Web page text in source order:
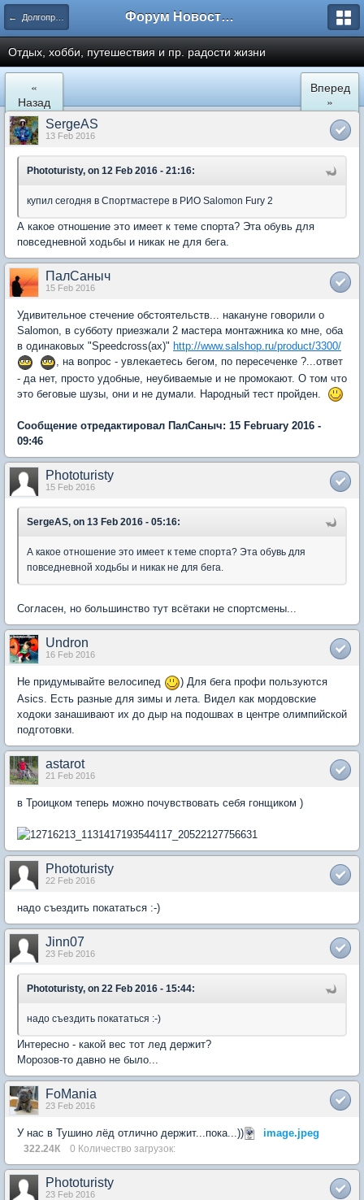
← Долгопрудный Форум Новостройки
Отдых, хобби, путешествия и пр. радости жизни
«
Назад
Вперед
»
SergeAS
13 Feb 2016
Phototuristy, on 12 Feb 2016 - 21:16:
купил сегодня в Спортмастере в РИО Salomon Fury 2
А какое отношение это имеет к теме спорта? Эта обувь для
повседневной ходьбы и никак не для бега.
ПалСаныч
15 Feb 2016
Удивительное стечение обстоятельств... накануне говорили о
Salomon, в субботу приезжали 2 мастера монтажника ко мне, оба
в одинаковых "Spееdcross(ах)" http://www.salshop.ru/product/3300/
, на вопрос - увлекаетесь бегом, по пересеченке ?...ответ
- да нет, просто удобные, неубиваемые и не промокают. О том что
это беговые шузы, они и не думали. Народный тест пройден.
Сообщение отредактировал ПалСаныч: 15 February 2016 -
09:46
Phototuristy
15 Feb 2016
SergeAS, on 13 Feb 2016 - 05:16:
А какое отношение это имеет к теме спорта? Эта обувь для
повседневной ходьбы и никак не для бега.
Согласен, но большинство тут всётаки не спортсмены...
Undron
16 Feb 2016
Не придумывайте велосипед
) Для бега профи пользуются
Asics. Есть разные для зимы и лета. Видел как мордовские
ходоки занашивают их до дыр на подошвах в центре олимпийской
подготовки.
astarot
21 Feb 2016
в Троицком теперь можно почувствовать себя гонщиком )
Phototuristy
22 Feb 2016
надо съездить покататься :-)
Jinn07
23 Feb 2016
Phototuristy, on 22 Feb 2016 - 15:44:
надо съездить покататься :-)
Интересно - какой вес тот лед держит?
Морозов-то давно не было...
FoMania
23 Feb 2016
У нас в Тушино лёд отлично держит...пока...)) image.jpeg
322.24К 0 Количество загрузок:
Phototuristy
23 Feb 2016